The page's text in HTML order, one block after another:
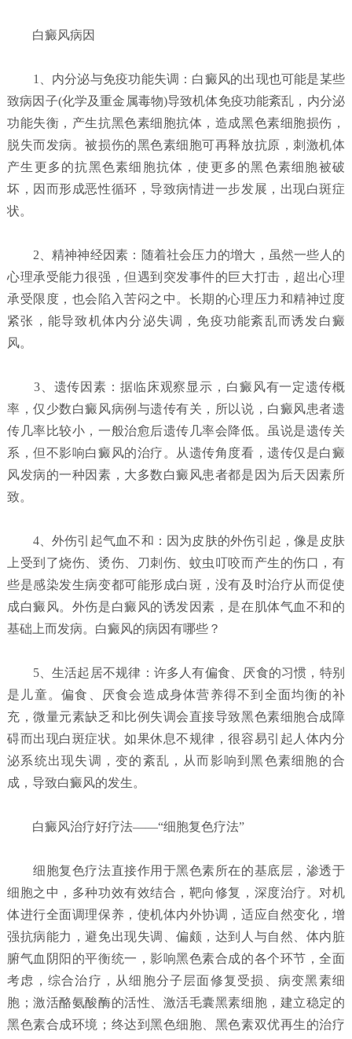
白癜风病因
1、内分泌与免疫功能失调：白癜风的出现也可能是某些
致病因子(化学及重金属毒物)导致机体免疫功能紊乱，内分泌
功能失衡，产生抗黑色素细胞抗体，造成黑色素细胞损伤，
脱失而发病。被损伤的黑色素细胞可再释放抗原，刺激机体
产生更多的抗黑色素细胞抗体，使更多的黑色素细胞被破
坏，因而形成恶性循环，导致病情进一步发展，出现白斑症
状。
2、精神神经因素：随着社会压力的增大，虽然一些人的
心理承受能力很强，但遇到突发事件的巨大打击，超出心理
承受限度，也会陷入苦闷之中。长期的心理压力和精神过度
紧张，能导致机体内分泌失调，免疫功能紊乱而诱发白癜
风。
3、遗传因素：据临床观察显示，白癜风有一定遗传概
率，仅少数白癜风病例与遗传有关，所以说，白癜风患者遗
传几率比较小，一般治愈后遗传几率会降低。虽说是遗传关
系，但不影响白癜风的治疗。从遗传角度看，遗传仅是白癜
风发病的一种因素，大多数白癜风患者都是因为后天因素所
致。
4、外伤引起气血不和：因为皮肤的外伤引起，像是皮肤
上受到了烧伤、烫伤、刀刺伤、蚊虫叮咬而产生的伤口，有
些是感染发生病变都可能形成白斑，没有及时治疗从而促使
成白癜风。外伤是白癜风的诱发因素，是在肌体气血不和的
基础上而发病。白癜风的病因有哪些？
5、生活起居不规律：许多人有偏食、厌食的习惯，特别
是儿童。偏食、厌食会造成身体营养得不到全面均衡的补
充，微量元素缺乏和比例失调会直接导致黑色素细胞合成障
碍而出现白斑症状。如果休息不规律，很容易引起人体内分
泌系统出现失调，变的紊乱，从而影响到黑色素细胞的合
成，导致白癜风的发生。
白癜风治疗好疗法——“细胞复色疗法”
细胞复色疗法直接作用于黑色素所在的基底层，渗透于
细胞之中，多种功效有效结合，靶向修复，深度治疗。对机
体进行全面调理保养，使机体内外协调，适应自然变化，增
强抗病能力，避免出现失调、偏颇，达到人与自然、体内脏
腑气血阴阳的平衡统一，影响黑色素合成的各个环节，全面
考虑，综合治疗，从细胞分子层面修复受损、病变黑素细
胞；激活酪氨酸酶的活性、激活毛囊黑素细胞，建立稳定的
黑色素合成环境；终达到黑色细胞、黑色素双优再生的治疗